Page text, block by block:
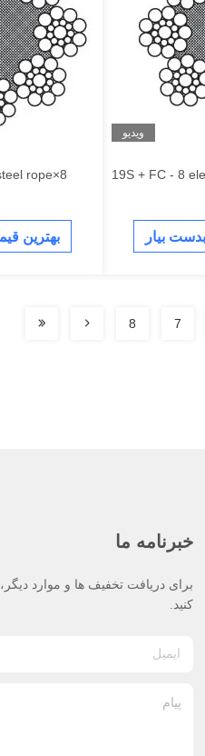
ویدیو
بیار
8×19S + FC - 8 elevator steel rope
بهترین
7
8
خبرنامه ما
برای دریافت تخفیف ها و موارد
کنید.